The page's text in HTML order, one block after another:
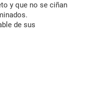
y que no se ciñan
de sus